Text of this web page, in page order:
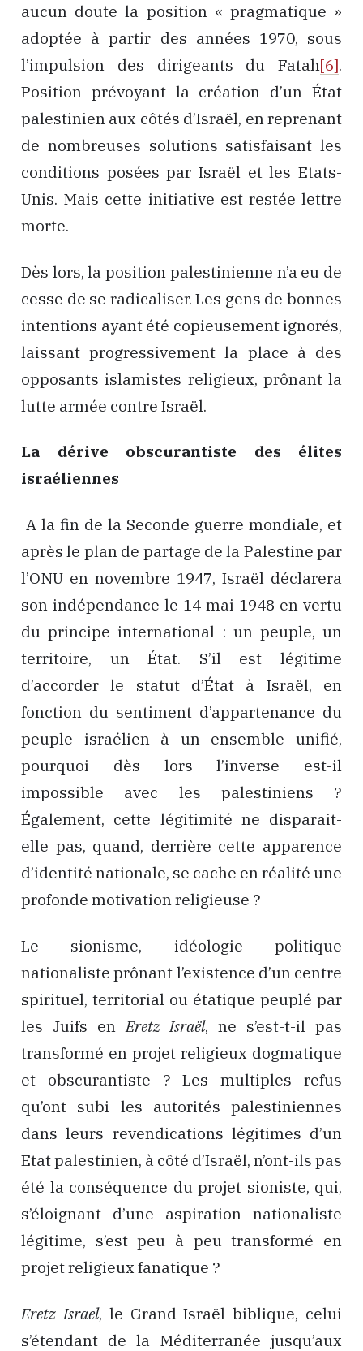
aucun doute la position « pragmatique »
adoptée à partir des années 1970, sous
l’impulsion des dirigeants du Fatah[6].
Position prévoyant la création d’un État
palestinien aux côtés d’Israël, en reprenant
de nombreuses solutions satisfaisant les
conditions posées par Israël et les Etats-
Unis. Mais cette initiative est restée lettre
morte.
Dès lors, la position palestinienne n’a eu de
cesse de se radicaliser. Les gens de bonnes
intentions ayant été copieusement ignorés,
laissant progressivement la place à des
opposants islamistes religieux, prônant la
lutte armée contre Israël.
La dérive obscurantiste des élites
israéliennes
A la fin de la Seconde guerre mondiale, et
après le plan de partage de la Palestine par
l’ONU en novembre 1947, Israël déclarera
son indépendance le 14 mai 1948 en vertu
du principe international : un peuple, un
territoire, un État. S’il est légitime
d’accorder le statut d’État à Israël, en
fonction du sentiment d’appartenance du
peuple israélien à un ensemble unifié,
pourquoi dès lors l’inverse est-il
impossible avec les palestiniens ?
Également, cette légitimité ne disparait-
elle pas, quand, derrière cette apparence
d’identité nationale, se cache en réalité une
profonde motivation religieuse ?
Le sionisme, idéologie politique
nationaliste prônant l’existence d’un centre
spirituel, territorial ou étatique peuplé par
les Juifs en Eretz Israël, ne s’est-t-il pas
transformé en projet religieux dogmatique
et obscurantiste ? Les multiples refus
qu’ont subi les autorités palestiniennes
dans leurs revendications légitimes d’un
Etat palestinien, à côté d’Israël, n’ont-ils pas
été la conséquence du projet sioniste, qui,
s’éloignant d’une aspiration nationaliste
légitime, s’est peu à peu transformé en
projet religieux fanatique ?
Eretz Israel, le Grand Israël biblique, celui
s’étendant de la Méditerranée jusqu’aux